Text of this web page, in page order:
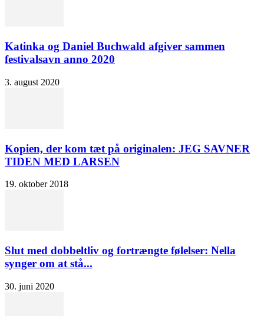
Katinka og Daniel Buchwald afgiver sammen
festivalsavn anno 2020
3. august 2020
Kopien, der kom tæt på originalen: JEG SAVNER
TIDEN MED LARSEN
19. oktober 2018
Slut med dobbeltliv og fortrængte følelser: Nella
synger om at stå...
30. juni 2020